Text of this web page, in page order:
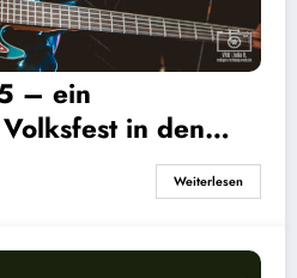
– ein
in den
Weiterlesen